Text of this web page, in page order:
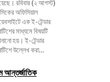
উল্লেখ করা...
আন্তর্জাতিক